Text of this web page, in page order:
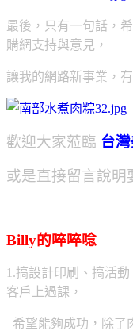
最後，只有一句話，
購網支持與意見，
讓我的網路新事業，
歡迎大家蒞臨 台
或是直接留言說明
Billy的啐啐唸
1.搞設計印刷、搞活
客戶上過課，
希望能夠成功，除了